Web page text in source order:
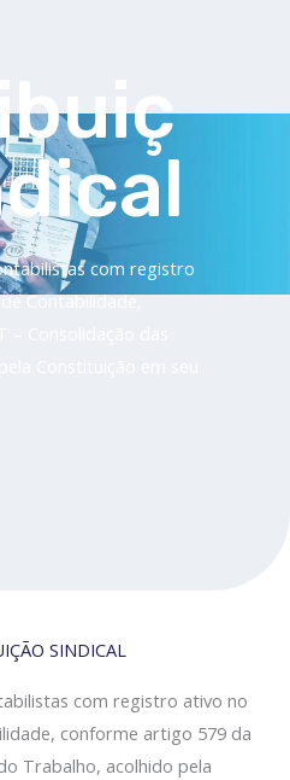
com registro
Contabilidade,
SINDICAL
com registro ativo no
conforme artigo 579 da
Trabalho, acolhido pela